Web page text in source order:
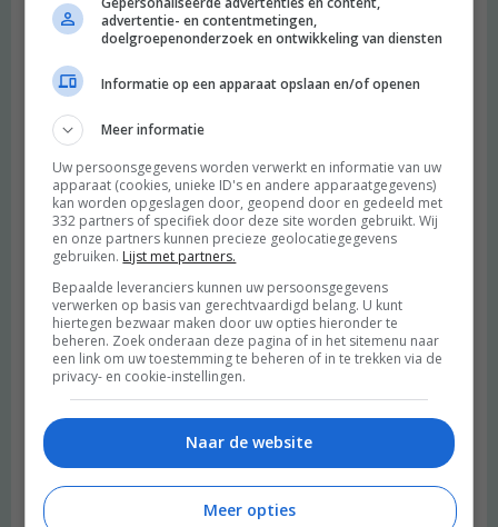
advertentie- en contentmetingen,
doelgroepenonderzoek en ontwikkeling van diensten
Informatie op een apparaat opslaan en/of openen
Meer informatie
Uw persoonsgegevens worden verwerkt en informatie van uw
apparaat (cookies, unieke ID's en andere apparaatgegevens)
kan worden opgeslagen door, geopend door en gedeeld met
332 partners of specifiek door deze site worden gebruikt. Wij
en onze partners kunnen precieze geolocatiegegevens
gebruiken. Lijst met partners.
Bepaalde leveranciers kunnen uw persoonsgegevens
verwerken op basis van gerechtvaardigd belang. U kunt
hiertegen bezwaar maken door uw opties hieronder te
beheren. Zoek onderaan deze pagina of in het sitemenu naar
een link om uw toestemming te beheren of in te trekken via de
privacy- en cookie-instellingen.
Naar de website
Meer opties